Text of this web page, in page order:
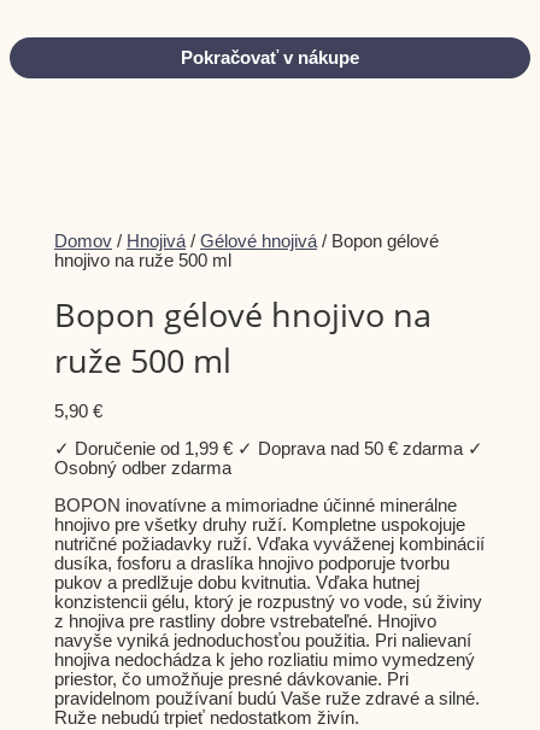
Pokračovať v nákupe
Domov / Hnojivá /Gélové hnojivá / Bopon gélové
hnojivo na ruže 500 ml
Bopon gélové hnojivo na
ruže 500 ml
5,90€
✓ Doručenie od 1,99 € ✓ Doprava nad 50 € zdarma ✓
Osobný odber zdarma
BOPON inovatívne a mimoriadne účinné minerálne
hnojivo pre všetky druhy ruží. Kompletne uspokojuje
nutričné požiadavky ruží. Vďaka vyváženej kombinácií
dusíka, fosforu a draslíka hnojivo podporuje tvorbu
pukov a predlžuje dobu kvitnutia. Vďaka hutnej
konzistencii gélu, ktorý je rozpustný vo vode, sú živiny
z hnojiva pre rastliny dobre vstrebateľné. Hnojivo
navyše vyniká jednoduchosťou použitia. Pri nalievaní
hnojiva nedochádza k jeho rozliatiu mimo vymedzený
priestor, čo umožňuje presné dávkovanie. Pri
pravidelnom používaní budú Vaše ruže zdravé a silné.
Ruže nebudú trpieť nedostatkom živín.